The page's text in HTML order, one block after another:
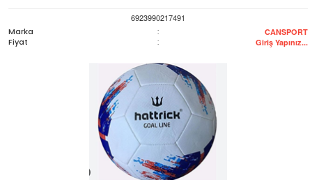
6923990217491
Marka
: CANSPORT
Fiyat : Giriş Yapınız...